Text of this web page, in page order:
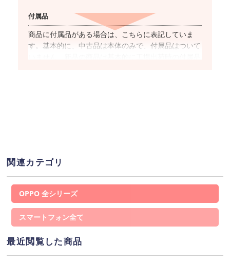
付属品
商品に付属品がある場合は、こちらに表記していま
す。基本的に、中古品は本体のみで、付属品はついて
ている動作確認端末一覧ページより対応可否をご確認
ください。
ネットワーク利用制限
「▲」が表示されている場合、この端末を元々の所有
者が購入した時の”分割支払いの残債”が残っている状
態を指し、(1%程度の割合)で通信制限がかかることが
関連カテゴリ
スマートフォン
OPPO
最近閲覧した商品